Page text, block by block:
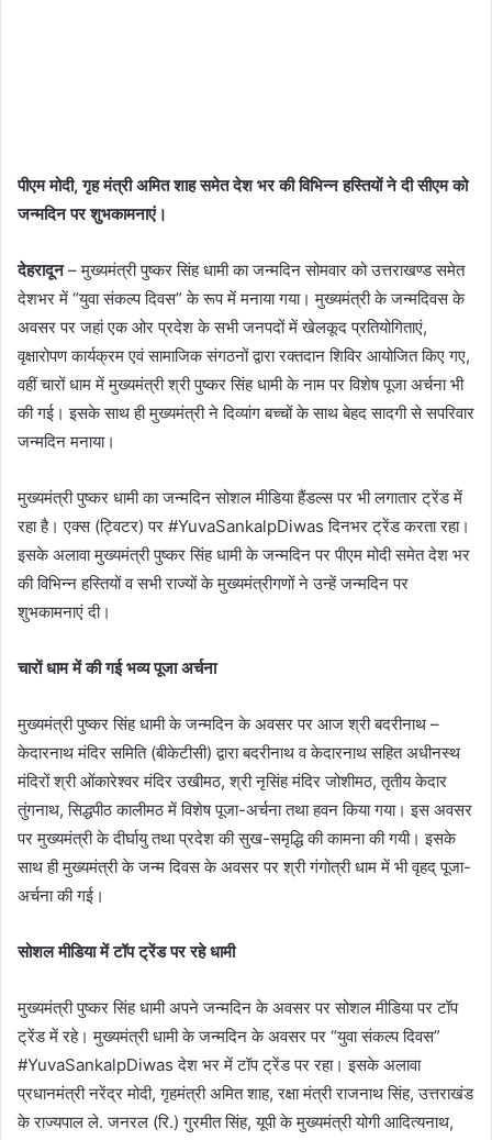
पीएम मोदी, गृह मंत्री अमित शाह समेत देश भर की विभिन्न हस्तियों ने दी सीएम को
जन्मदिन पर शुभकामनाएं।
देहरादून– मुख्यमंत्री पुष्कर सिंह धामी का जन्मदिन सोमवार को उत्तराखण्ड समेत
देशभर में “युवा संकल्प दिवस” के रूप में मनाया गया। मुख्यमंत्री के जन्मदिवस के
अवसर पर जहां एक ओर प्रदेश के सभी जनपदों में खेलकूद प्रतियोगिताएं,
वृक्षारोपण कार्यक्रम एवं सामाजिक संगठनों द्वारा रक्तदान शिविर आयोजित किए गए,
वहीं चारों धाम में मुख्यमंत्री श्री पुष्कर सिंह धामी के नाम पर विशेष पूजा अर्चना भी
की गई। इसके साथ ही मुख्यमंत्री ने दिव्यांग बच्चों के साथ बेहद सादगी से सपरिवार
जन्मदिन मनाया।
मुख्यमंत्री पुष्कर धामी का जन्मदिन सोशल मीडिया हैंडल्स पर भी लगातार ट्रेंड में
रहा है। एक्स (ट्विटर) पर #YuvaSankalpDiwas दिनभर ट्रेंड करता रहा।
इसके अलावा मुख्यमंत्री पुष्कर सिंह धामी के जन्मदिन पर पीएम मोदी समेत देश भर
की विभिन्न हस्तियों व सभी राज्यों के मुख्यमंत्रीगणों ने उन्हें जन्मदिन पर
शुभकामनाएं दी।
चारों धाम में की गई भव्य पूजा अर्चना
मुख्यमंत्री पुष्कर सिंह धामी के जन्मदिन के अवसर पर आज श्री बदरीनाथ –
केदारनाथ मंदिर समिति (बीकेटीसी) द्वारा बदरीनाथ व केदारनाथ सहित अधीनस्थ
मंदिरों श्री ओंकारेश्वर मंदिर उखीमठ, श्री नृसिंह मंदिर जोशीमठ, तृतीय केदार
तुंगनाथ, सिद्धपीठ कालीमठ में विशेष पूजा-अर्चना तथा हवन किया गया। इस अवसर
पर मुख्यमंत्री के दीर्घायु तथा प्रदेश की सुख-समृद्धि की कामना की गयी। इसके
साथ ही मुख्यमंत्री के जन्म दिवस के अवसर पर श्री गंगोत्री धाम में भी वृहद् पूजा-
अर्चना की गई।
सोशल मीडिया में टॉप ट्रेंड पर रहे धामी
मुख्यमंत्री पुष्कर सिंह धामी अपने जन्मदिन के अवसर पर सोशल मीडिया पर टॉप
ट्रेंड में रहे। मुख्यमंत्री धामी के जन्मदिन के अवसर पर “युवा संकल्प दिवस”
#YuvaSankalpDiwas देश भर में टॉप ट्रेंड पर रहा। इसके अलावा
प्रधानमंत्री नरेंद्र मोदी, गृहमंत्री अमित शाह, रक्षा मंत्री राजनाथ सिंह, उत्तराखंड
के राज्यपाल ले. जनरल (रि.) गुरमीत सिंह, यूपी के मुख्यमंत्री योगी आदित्यनाथ,